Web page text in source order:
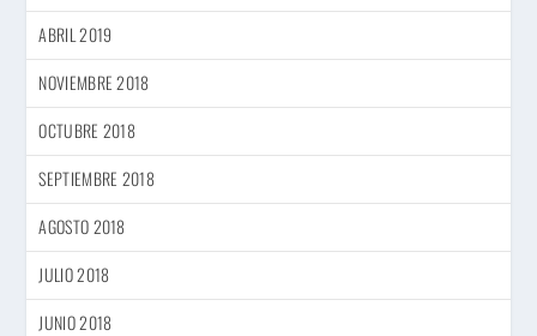
ABRIL 2019
NOVIEMBRE 2018
OCTUBRE 2018
SEPTIEMBRE 2018
AGOSTO 2018
JULIO 2018
JUNIO 2018